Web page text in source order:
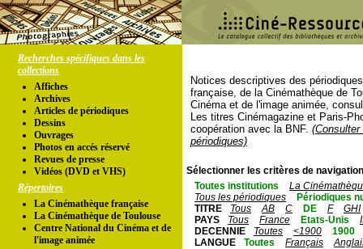
Recherches spécifiques dans les
collections
Affiches
Archives
Articles de périodiques
Dessins
Ouvrages
Photos en accés réservé
Revues de presse
Vidéos (DVD et VHS)
Répertoires
La Cinémathèque française
La Cinémathèque de Toulouse
Centre National du Cinéma et de
l'image animée
Notices descriptives des
française, de la Cinémathèque de
Cinéma et de l'image animée,
Les titres Cinémagazine et Paris-
coopération avec la BNF.
périodiques)
Sélectionner les critères de
Toutes institutions
La
Tous les périodiques
Périodiques
TITRE
Tous AB C DE F
GHI
PAYS
Tous France Etats-Unis
DECENNIE
Toutes <1900
1900
LANGUE
Toutes Français